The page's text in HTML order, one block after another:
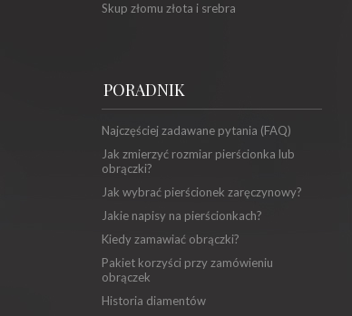
Skup złomu złota i srebra
PORADNIK
Najczęściej zadawane pytania (FAQ)
Jak zmierzyć rozmiar pierścionka lub
obrączki?
Jak wybrać pierścionek zaręczynowy?
Jakie napisy na pierścionkach?
Kiedy zamawiać obrączki?
Pakiet korzyści przy zamówieniu
obrączek
Historia diamentów